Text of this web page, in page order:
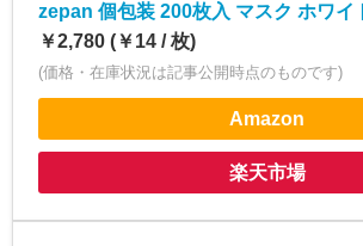
zepan 個包装 200枚入 マスク ホワイ
￥2,780 (￥14 / 枚)
(価格・在庫状況は記事公開時点のものです)
Amazon
楽天市場